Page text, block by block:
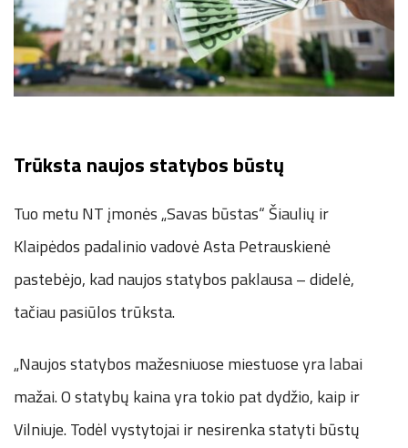
Trūksta naujos statybos būstų
Tuo metu NT įmonės „Savas būstas“ Šiaulių ir
Klaipėdos padalinio vadovė Asta Petrauskienė
pastebėjo, kad naujos statybos paklausa – didelė,
tačiau pasiūlos trūksta.
„Naujos statybos mažesniuose miestuose yra labai
mažai. O statybų kaina yra tokio pat dydžio, kaip ir
Vilniuje. Todėl vystytojai ir nesirenka statyti būstų